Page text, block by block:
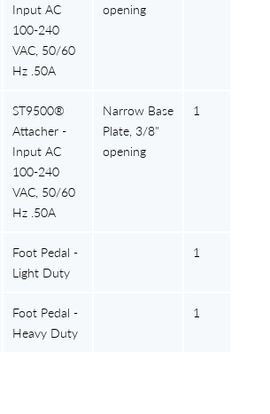
Input AC
100-240
VAC, 50/60
Hz .50A
opening
ST9500®
Attacher -
Input AC
100-240
VAC, 50/60
Hz .50A
Narrow Base
Plate, 3/8"
opening
1
Foot Pedal -
Light Duty
1
Foot Pedal -
Heavy Duty
1